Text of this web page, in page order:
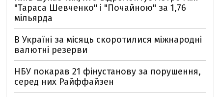
"Тараса Шевченко" і "Почайною" за 1,76
мільярда
В Україні за місяць скоротилися міжнародні
валютні резерви
НБУ покарав 21 фінустанову за порушення,
серед них Райффайзен